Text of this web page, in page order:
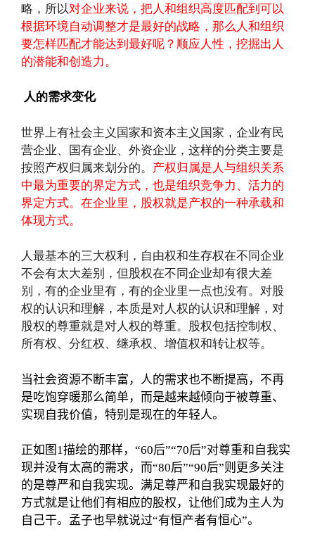
略，所以对企业来说，把人和组织高度匹配到可以
根据环境自动调整才是最好的战略，那么人和组织
要怎样匹配才能达到最好呢？顺应人性，挖掘出人
的潜能和创造力。
人的需求变化
世界上有社会主义国家和资本主义国家，企业有民
营企业、国有企业、外资企业，这样的分类主要是
按照产权归属来划分的。 产权归属是人与组织关系
中最为重要的界定方式，也是组织竞争力、活力的
界定方式。在企业里，股权就是产权的一种承载和
体现方式。
人最基本的三大权利，自由权和生存权在不同企业
不会有太大差别，但股权在不同企业却有很大差
别，有的企业里有，有的企业里一点也没有。对股
权的认识和理解，本质是对人权的认识和理解，对
股权的尊重就是对人权的尊重。股权包括控制权、
所有权、分红权、继承权、增值权和转让权等。
当社会资源不断丰富，人的需求也不断提高，不再
是吃饱穿暖那么简单，而是越来越倾向于被尊重、
实现自我价值，特别是现在的年轻人。
正如图1描绘的那样，“60后”“70后”对尊重和自我实
现并没有太高的需求，而“80后”“90后”则更多关注
的是尊严和自我实现。满足尊严和自我实现最好的
方式就是让他们有相应的股权，让他们成为主人为
自己干。孟子也早就说过“有恒产者有恒心”。